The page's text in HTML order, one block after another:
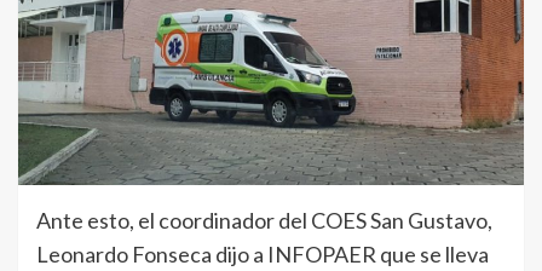
Ante esto, el coordinador del COES San Gustavo,
Leonardo Fonseca dijo a INFOPAER que se lleva